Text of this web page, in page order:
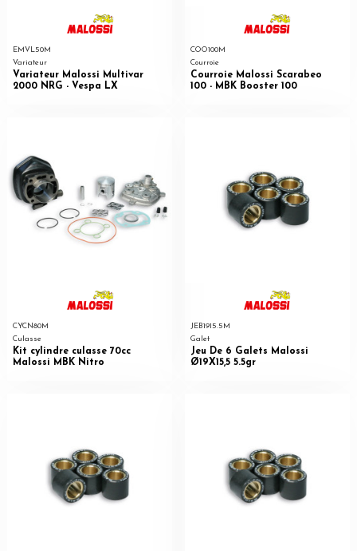
EMVL50M
Variateur
Variateur Malossi Multivar
2000 NRG - Vespa LX
COO100M
Courroie
Courroie Malossi Scarabeo
100 - MBK Booster 100
CYCN80M
Culasse
Kit cylindre culasse 70cc
Malossi MBK Nitro
JEB1915.5M
Galet
Jeu De 6 Galets Malossi
Ø19X15,5 5.5gr